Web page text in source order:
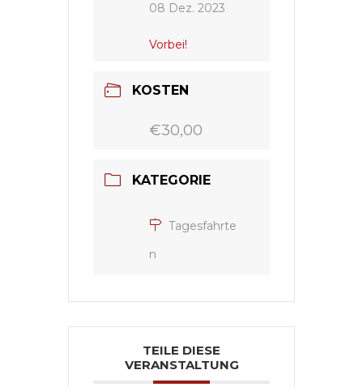
08 Dez. 2023
Vorbei!
KOSTEN
€30,00
KATEGORIE
Tagesfahrte
n
TEILE DIESE
VERANSTALTUNG